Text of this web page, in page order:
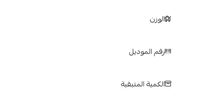
الوزن
رقم الموديل
الكمية المتبقية